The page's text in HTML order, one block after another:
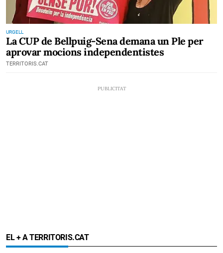
URGELL
La CUP de Bellpuig-Sena demana un Ple per
aprovar mocions independentistes
TERRITORIS.CAT
EL + A TERRITORIS.CAT